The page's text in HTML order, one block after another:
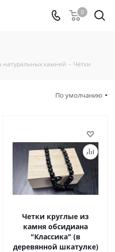
0
натуральных камней - Чётки
По умолчанию
Четки круглые из
камня обсидиана
"Классика" (в
деревянной шкатулке)